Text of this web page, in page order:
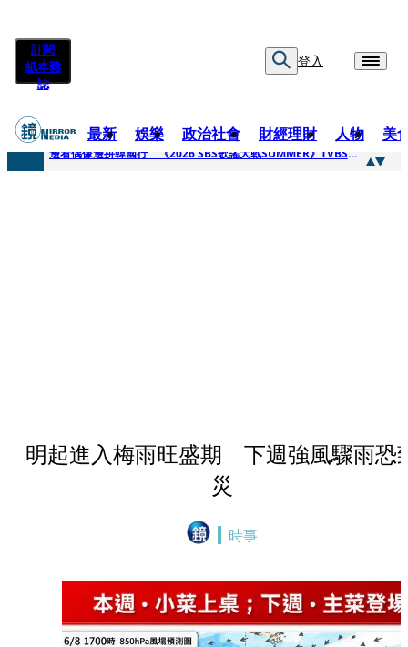
訂閱
紙本雜
誌
登入
最新 娛樂 政治社會 財經理財 人物 美
快訊
邊看偶像邊拚韓國行 《2026 SBS歌謠大戰SUMMER》TVBS直播祭追星福利
明起進入梅雨旺盛期 下週強風驟雨恐
災
時事